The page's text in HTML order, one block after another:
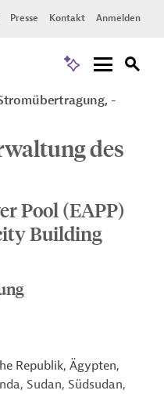
Presse Kontakt Anmelden
-
des
Pool (EAPP)
Building
Republik, Ägypten,
Sudan, Südsudan,